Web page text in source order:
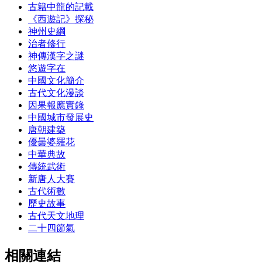
古籍中龍的記載
《西遊記》探秘
神州史綱
治者修行
神傳漢字之謎
悠遊字在
中國文化簡介
古代文化漫談
因果報應實錄
中國城市發展史
唐朝建築
優曇婆羅花
中華典故
傳統武術
新唐人大賽
古代術數
歷史故事
古代天文地理
二十四節氣
相關連結